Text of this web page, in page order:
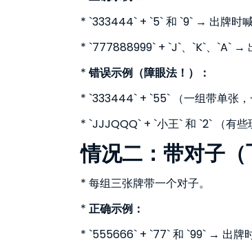
* `333444` + `5` 和 `9` → 出牌时喊
* `777888999` + `J`、`K`、`A` →
* 错误示例（障眼法！）：
* `333444` + `55` （一组带单张
* `JJJQQQ` + `小王` 和 `2` （有
情况二：带对子（
* 每组三张牌带一个对子。
* 正确示例：
* `555666` + `77` 和 `99` → 出牌时